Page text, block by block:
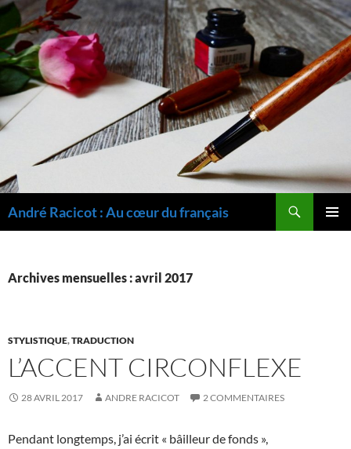
André Racicot : Au cœur du français
Archives mensuelles : avril 2017
STYLISTIQUE,TRADUCTION
L’ACCENT CIRCONFLEXE
28 AVRIL 2017 ANDRE RACICOT 2 COMMENTAIRES
Pendant longtemps, j’ai écrit « bâilleur de fonds »,